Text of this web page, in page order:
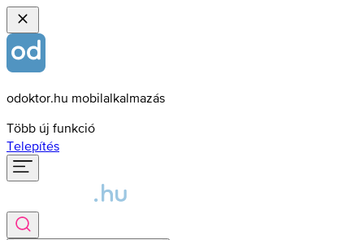
odoktor.hu mobilalkalmazás
Több új funkció
Telepítés